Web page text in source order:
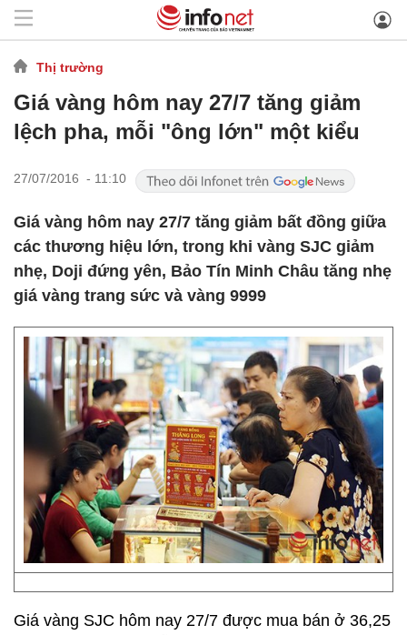
Thị trường
Giá vàng hôm nay 27/7 tăng giảm
lệch pha, mỗi "ông lớn" một kiểu
27/07/2016 - 11:10
Giá vàng hôm nay 27/7 tăng giảm bất đồng giữa
các thương hiệu lớn, trong khi vàng SJC giảm
nhẹ, Doji đứng yên, Bảo Tín Minh Châu tăng nhẹ
giá vàng trang sức và vàng 9999
Giá vàng SJC hôm nay 27/7 được mua bán ở 36,25